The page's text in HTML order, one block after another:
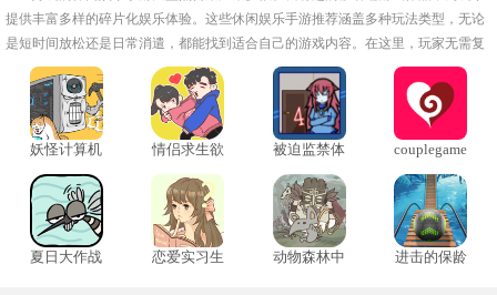
提供丰富多样的碎片化娱乐体验。这些休闲娱乐手游推荐涵盖多种玩法类型，无论
是短时间放松还是日常消遣，都能找到适合自己的游戏内容。在这里，玩家无需复
杂学习成本，即可快速掌握游戏规则，在不同场景中体验独特乐趣。
妖怪计算机 情侣求生欲
被迫监禁体
couplegame
夏日大作战
恋爱实习生
动物森林中
进击的保龄